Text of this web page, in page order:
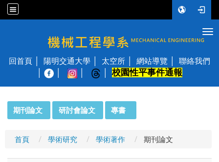
國立陽明交通大學 機械工程學系
回首頁 陽明交通大學 太空所 網站導覽
聯絡我們
校園性平事件通報
期刊論文 研討會論文 專書
首頁 學術研究 學術著作 期刊論文